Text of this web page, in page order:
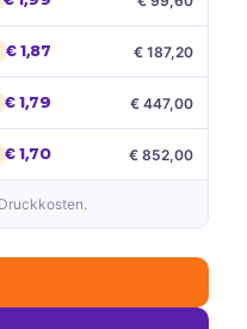
€1,87 € 187,20
€1,79 € 447,00
€1,70 € 852,00